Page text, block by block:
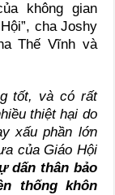
không gian
cha Joshy
Thế Vĩnh và
tốt, và có rất
thiệt hại do
xấu phần lớn
của Giáo Hội
dấn thân bảo
thống khôn